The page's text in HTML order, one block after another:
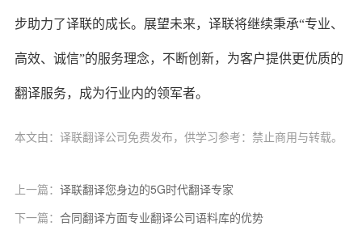
步助力了译联的成长。展望未来，译联将继续秉承“专业、
高效、诚信”的服务理念，不断创新，为客户提供更优质的
翻译服务，成为行业内的领军者。
本文由：译联翻译公司免费发布，供学习参考：禁止商用与转载。
上一篇： 译联翻译您身边的5G时代翻译专家
下一篇： 合同翻译方面专业翻译公司语料库的优势